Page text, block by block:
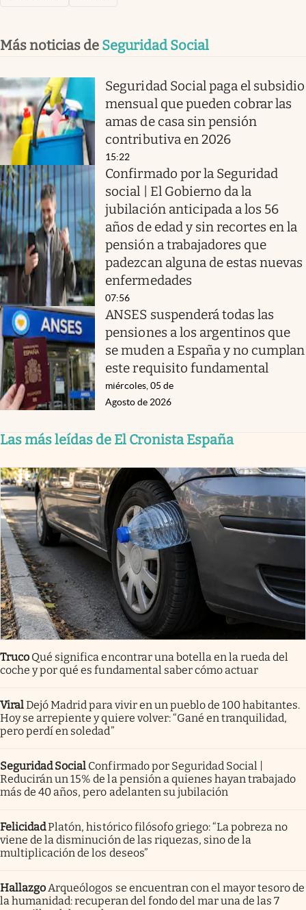
Más noticias de Seguridad Social
Seguridad Social paga el subsidio
mensual que pueden cobrar las
amas de casa sin pensión
contributiva en 2026
15:22
Confirmado por la Seguridad
social | El Gobierno da la
jubilación anticipada a los 56
años de edad y sin recortes en la
pensión a trabajadores que
padezcan alguna de estas nuevas
enfermedades
07:56
ANSES suspenderá todas las
pensiones a los argentinos que
se muden a España y no cumplan
este requisito fundamental
miércoles, 05 de
Agosto de 2026
Las más leídas de El Cronista España
Truco Qué significa encontrar una botella en la rueda del
coche y por qué es fundamental saber cómo actuar
ViralDejó Madrid para vivir en un pueblo de 100 habitantes.
Hoy se arrepiente y quiere volver: “Gané en tranquilidad,
pero perdí en soledad”
Seguridad Social Confirmado por Seguridad Social |
Reducirán un 15% de la pensión a quienes hayan trabajado
más de 40 años, pero adelanten su jubilación
FelicidadPlatón, histórico filósofo griego: “La pobreza no
viene de la disminución de las riquezas, sino de la
multiplicación de los deseos”
Hallazgo Arqueólogos se encuentran con el mayor tesoro de
la humanidad: recuperan del fondo del mar una de las 7